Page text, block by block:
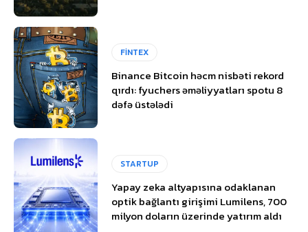
FİNTEX
Binance Bitcoin həcm nisbəti rekord
qırdı: fyuchers əməliyyatları spotu 8
dəfə üstələdi
STARTUP
Yapay zeka altyapısına odaklanan
optik bağlantı girişimi Lumilens, 700
milyon doların üzerinde yatırım aldı